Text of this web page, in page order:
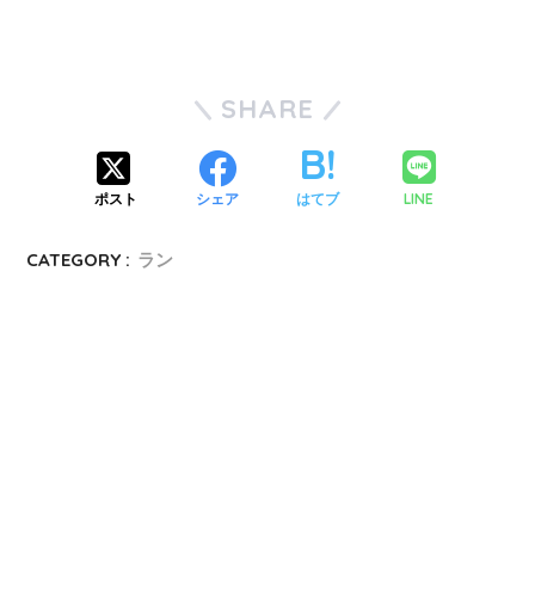
SHARE
ポスト シェア はてブ LINE
CATEGORY : ラン